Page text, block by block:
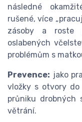
následné
rušené, více
zásoby a roste
oslabených
problémům s
Prevence: jako
vložky s otvory
průniku drobných
větrání.